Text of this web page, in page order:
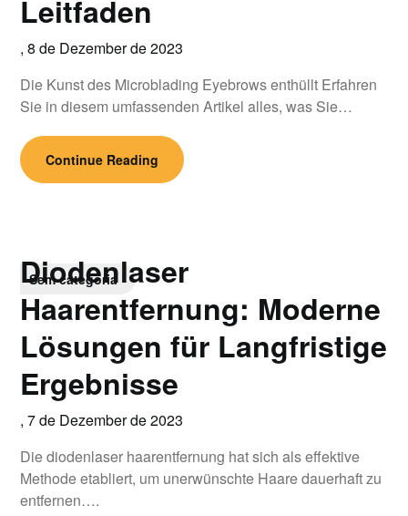
Leitfaden
,8 de Dezember de 2023
Die Kunst des Microblading Eyebrows enthüllt Erfahren
Sie in diesem umfassenden Artikel alles, was Sie…
Continue Reading
Sem categoria
Diodenlaser
Haarentfernung: Moderne
Lösungen für Langfristige
Ergebnisse
,7 de Dezember de 2023
Die diodenlaser haarentfernung hat sich als effektive
Methode etabliert, um unerwünschte Haare dauerhaft zu
entfernen….